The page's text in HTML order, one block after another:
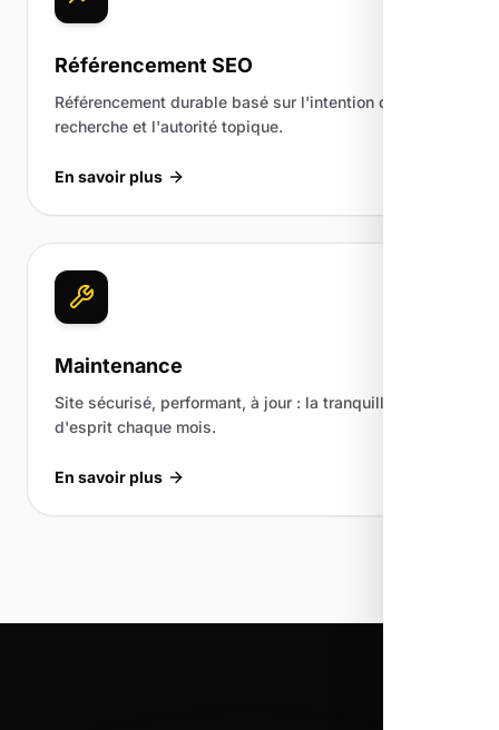
Référencement SEO
Référencement durable basé sur l'intention de
recherche et l'autorité topique.
En savoir plus
Maintenance
Site sécurisé, performant, à jour : la tranquillité
d'esprit chaque mois.
En savoir plus